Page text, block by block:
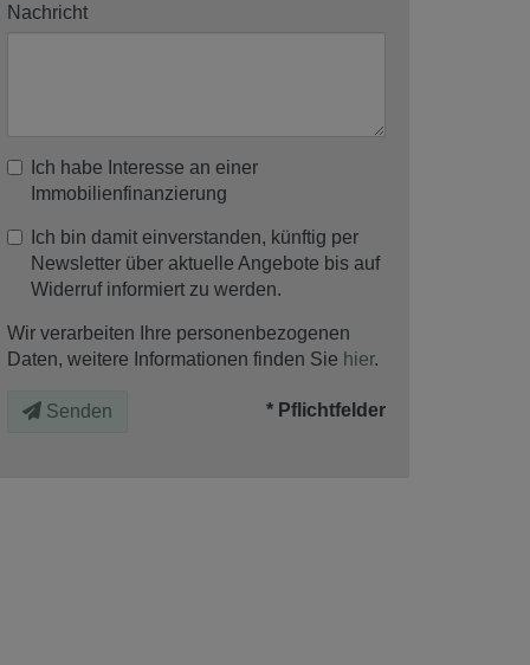
Nachricht
Ich habe Interesse an einer
Immobilienfinanzierung
Ich bin damit einverstanden, künftig per
Newsletter über aktuelle Angebote bis auf
Widerruf informiert zu werden.
Wir verarbeiten Ihre personenbezogenen
Daten, weitere Informationen finden Sie hier.
Senden * Pflichtfelder